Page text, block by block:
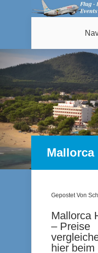
Mallorca
Gepostet Von
Mallorca
– Preise
hier beim